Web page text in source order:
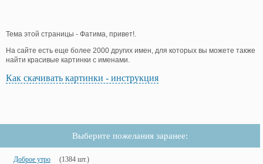
Тема этой страницы - Фатима, привет!.
На сайте есть еще более 2000 других имен, для которых вы можете также
найти красивые картинки с именами.
Как скачивать картинки - инструкция
Выберите пожелания заранее:
Доброе утро (1384 шт.)